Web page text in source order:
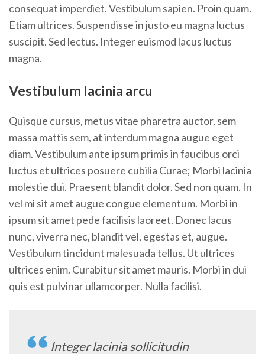
consequat imperdiet. Vestibulum sapien. Proin quam.
Etiam ultrices. Suspendisse in justo eu magna luctus
suscipit. Sed lectus. Integer euismod lacus luctus
magna.
Vestibulum lacinia arcu
Quisque cursus, metus vitae pharetra auctor, sem
massa mattis sem, at interdum magna augue eget
diam. Vestibulum ante ipsum primis in faucibus orci
luctus et ultrices posuere cubilia Curae; Morbi lacinia
molestie dui. Praesent blandit dolor. Sed non quam. In
vel mi sit amet augue congue elementum. Morbi in
ipsum sit amet pede facilisis laoreet. Donec lacus
nunc, viverra nec, blandit vel, egestas et, augue.
Vestibulum tincidunt malesuada tellus. Ut ultrices
ultrices enim. Curabitur sit amet mauris. Morbi in dui
quis est pulvinar ullamcorper. Nulla facilisi.
Integer lacinia sollicitudin